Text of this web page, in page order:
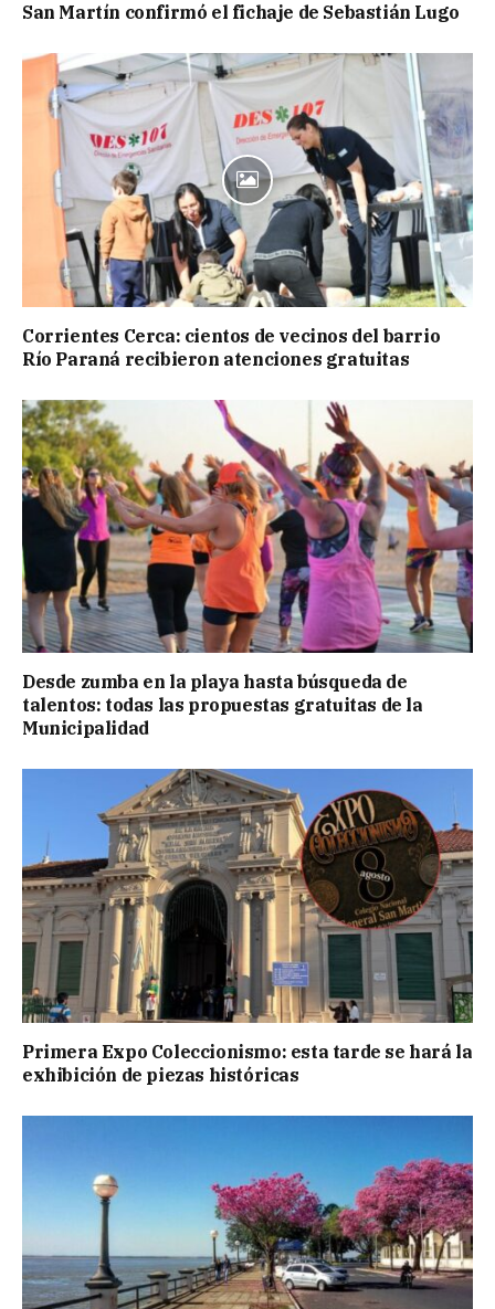
San Martín confirmó el fichaje de Sebastián Lugo
Corrientes Cerca: cientos de vecinos del barrio
Río Paraná recibieron atenciones gratuitas
Desde zumba en la playa hasta búsqueda de
talentos: todas las propuestas gratuitas de la
Municipalidad
Primera Expo Coleccionismo: esta tarde se hará la
exhibición de piezas históricas